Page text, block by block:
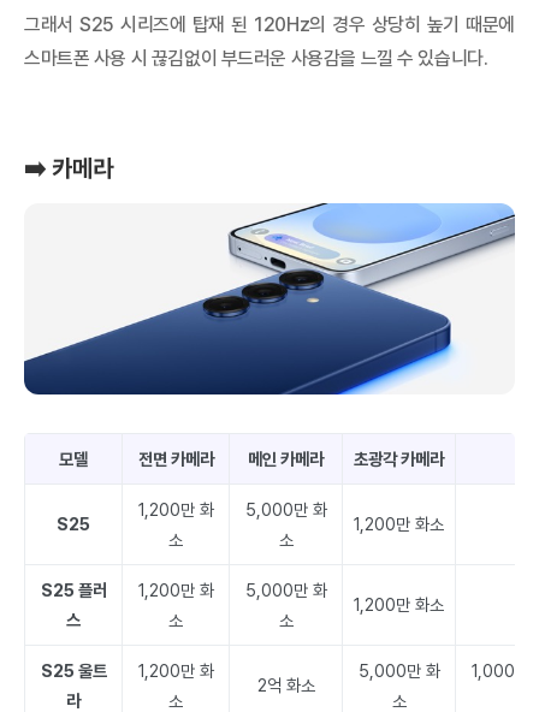
그래서 S25 시리즈에 탑재 된 120Hz의 경우 상당히 높기 때문에
스마트폰 사용 시 끊김없이 부드러운 사용감을 느낄 수 있습니다.
➡️ 카메라
모델 전면 카메라 메인 카메라 초광각 카메라
S25
1,200만 화
소
5,000만 화
소
1,200만 화소
S25 플러
스
1,200만 화
소
5,000만 화
소
1,200만 화소
S25 울트
라
1,200만 화
소
2억 화소
5,000만 화
소
1,000만